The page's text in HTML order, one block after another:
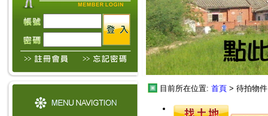
目前所在位置: 首頁 > 待拍物